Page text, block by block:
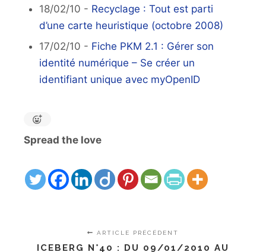
18/02/10 - Recyclage : Tout est parti
d’une carte heuristique (octobre 2008)
17/02/10 - Fiche PKM 2.1 : Gérer son
identité numérique – Se créer un
identifiant unique avec myOpenID
Spread the love
ARTICLE PRÉCÉDENT
ICEBERG N°40 : DU 09/01/2010 AU